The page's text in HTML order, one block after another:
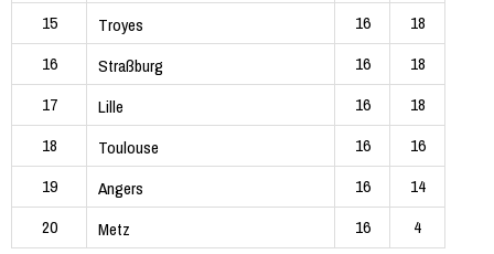
15
Troyes 16
18
16
Straßburg 16
18
17
Lille 16
18
18
Toulouse 16
16
19
Angers 16
14
20
Metz 16 4